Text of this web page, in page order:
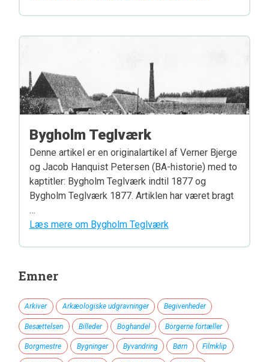
Bygholm Teglværk
Denne artikel er en originalartikel af Verner Bjerge
og Jacob Hanquist Petersen (BA-historie) med to
kaptitler: Bygholm Teglværk indtil 1877 og
Bygholm Teglværk 1877. Artiklen har været bragt
…
Læs mere om Bygholm Teglværk
Emner
Arkiver Arkæologiske udgravninger Begivenheder
Besættelsen Billeder Boghandel Borgerne fortæller
Borgmestre Bygninger Byvandring Børn Filmklip